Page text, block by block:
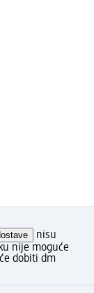
nisu
nije moguće
dobiti dm